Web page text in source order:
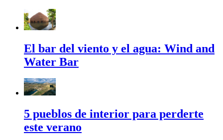
El bar del viento y el agua: Wind and
Water Bar
5 pueblos de interior para perderte
este verano